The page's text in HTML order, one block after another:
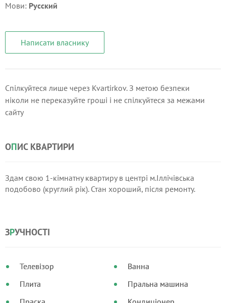
Мови: Русский
Написати власнику
Спілкуйтеся лише через Kvartirkov. З метою безпеки
ніколи не переказуйте гроші і не спілкуйтеся за межами
сайту
ОПИС КВАРТИРИ
Здам свою 1-кімнатну квартиру в центрі м.Іллічівська
подобово (круглий рік). Стан хороший, після ремонту.
ЗРУЧНОСТІ
Телевізор
Плита
Ванна
Пральна машина